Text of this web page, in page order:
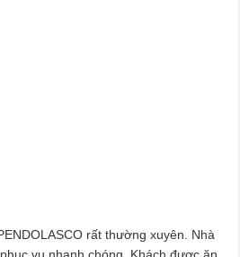
rất thường xuyên. Nhà